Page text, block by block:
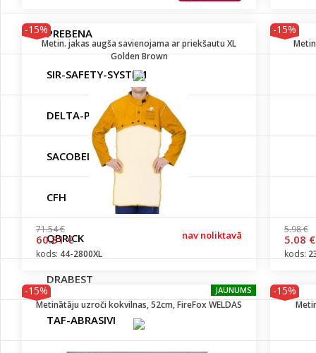
PREBENA
SIR-SAFETY-SYSTEM
DELTA-PLUS
SACOBEL
CFH
QBRICK
DRABEST
TAF-ABRASIVI
-15%
Metin. jakas augša savienojama ar priekšautu XL
Golden Brown
71.54 €
60.81 € nav noliktavā
kods: 44-2800XL
-15%
5.98 €
5.08 €
kods:
-15% JAUNUMS
Metinātāju uzroči kokvilnas, 52cm, FireFox WELDAS
-15%